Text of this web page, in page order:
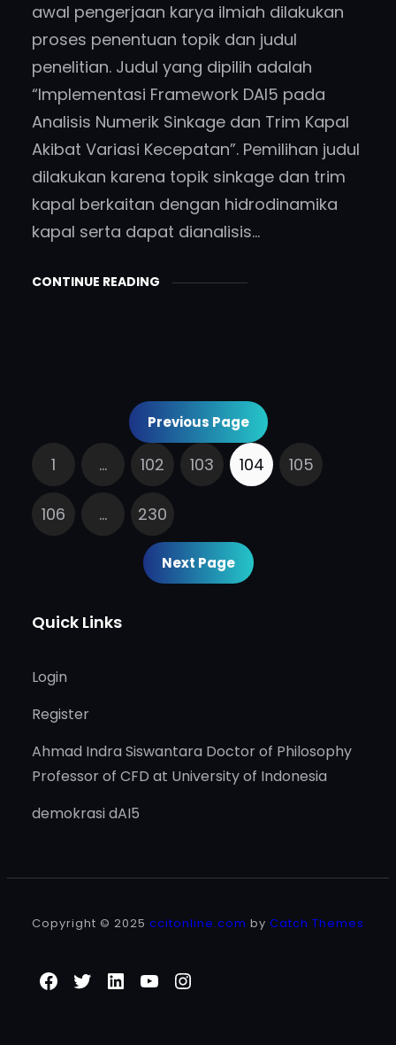
awal pengerjaan karya ilmiah dilakukan
proses penentuan topik dan judul
penelitian. Judul yang dipilih adalah
“Implementasi Framework DAI5 pada
Analisis Numerik Sinkage dan Trim Kapal
Akibat Variasi Kecepatan”. Pemilihan judul
dilakukan karena topik sinkage dan trim
kapal berkaitan dengan hidrodinamika
kapal serta dapat dianalisis…
CONTINUE READING
Previous Page
1 … 102 103 104 105
106 … 230
Next Page
Quick Links
Login
Register
Ahmad Indra Siswantara Doctor of Philosophy
Professor of CFD at University of Indonesia
demokrasi dAI5
Copyright © 2025 ccitonline.com by Catch Themes
Facebook
TwitterLinkedIn
YouTube
Instagram